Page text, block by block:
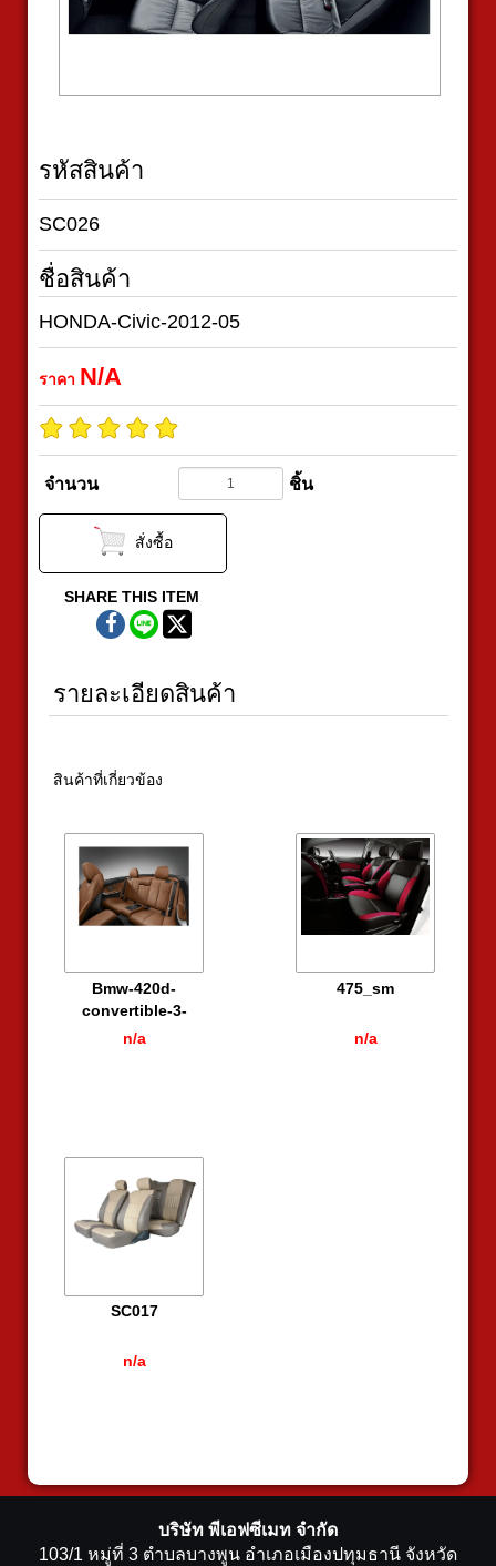
รหัสสินค้า
SC026
ชื่อสินค้า
HONDA-Civic-2012-05
ราคา N/A
จำนวน ชิ้น
สั่งซื้อ
SHARE THIS ITEM
รายละเอียดสินค้า
สินค้าที่เกี่ยวข้อง
Bmw-420d-
convertible-3-
615x440
n/a
475_sm
n/a
SC017
n/a
บริษัท พีเอฟซีเมท จำกัด
103/1 หมู่ที่ 3 ตำบลบางพูน อำเภอเมืองปทุมธานี จังหวัด